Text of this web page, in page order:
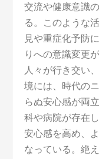
交流や健康意識
る。このような
見や重症化予防
りへの意識変更
人々が行き交い
境には、時代の
らぬ安心感が両
科や病院が存在
安心感を高め、
なっている。絶